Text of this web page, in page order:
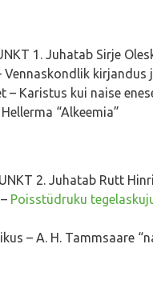
1. Juhatab Sirje
Vennaskondlik kirjandus
– Karistus kui naise
“Alkeemia”
2. Juhatab Rutt
Poisstüdruku
– A. H. Tammsaare